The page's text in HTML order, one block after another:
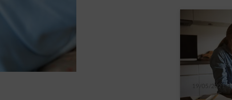
19/05/2021 |